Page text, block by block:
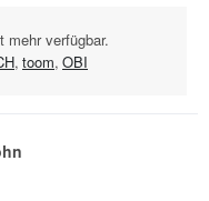
mehr verfügbar.
, toom, OBI